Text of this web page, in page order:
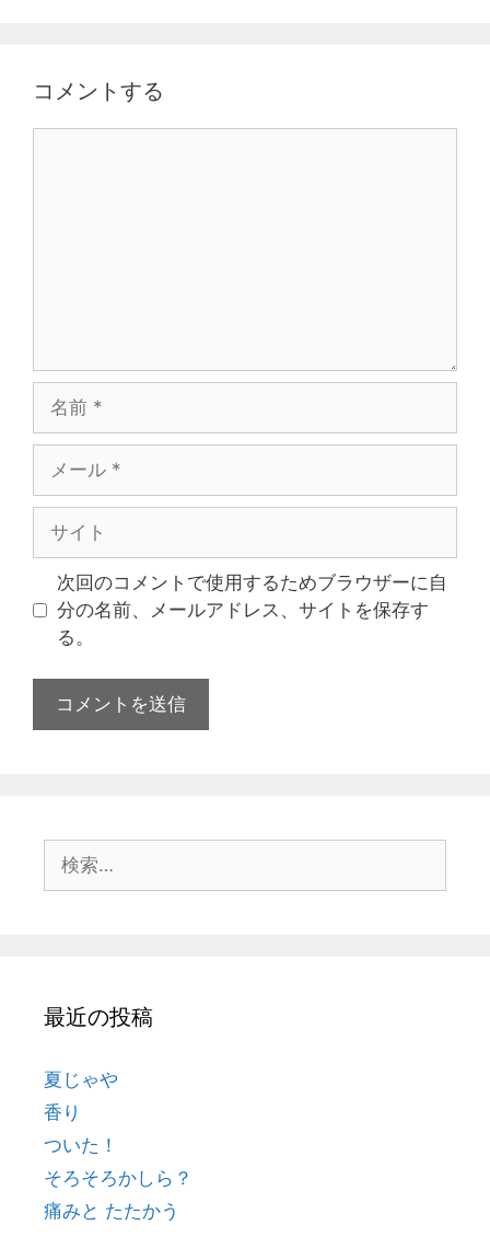
コメントする
次回のコメントで使用するためブラウザーに自
分の名前、メールアドレス、サイトを保存す
る。
最近の投稿
夏じゃや
香り
ついた！
そろそろかしら？
痛みと たたかう